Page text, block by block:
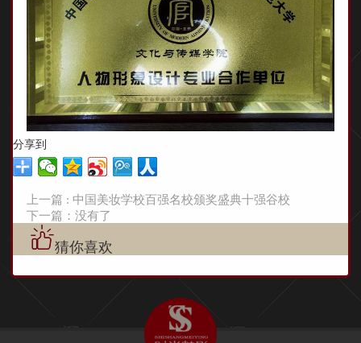
分享到
上一篇 : 中国美妆学校百强名校颁奖盛典十强谷校
下一篇：没有了
猜你喜欢